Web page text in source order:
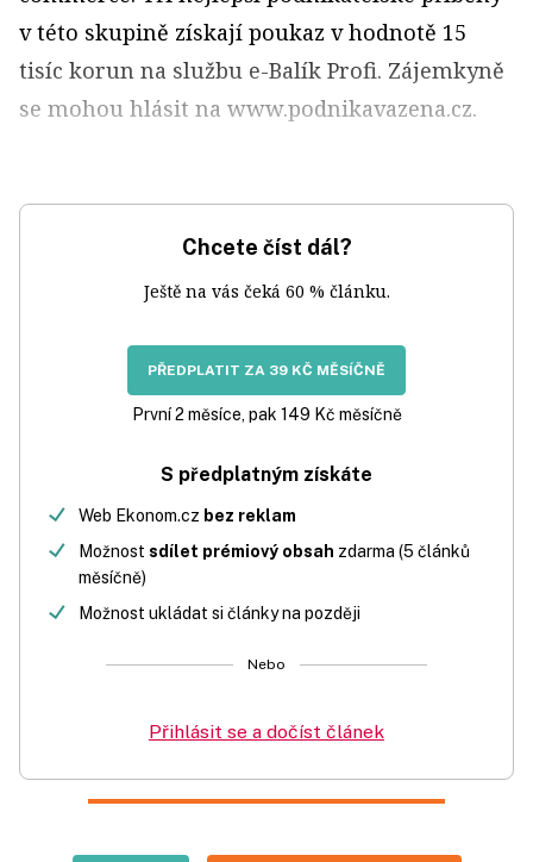
v této skupině získají poukaz v hodnotě 15
tisíc korun na službu e-Balík Profi. Zájemkyně
se mohou hlásit na www.podnikavazena.cz.
Chcete číst dál?
Ještě na vás čeká 60 % článku.
PŘEDPLATIT ZA 39 KČ MĚSÍČNĚ
První 2 měsíce, pak 149 Kč měsíčně
S předplatným získáte
Web Ekonom.cz bez reklam
Možnost sdílet prémiový obsah zdarma (5 článků
měsíčně)
Možnost ukládat si články na později
Nebo
Přihlásit se a dočíst článek